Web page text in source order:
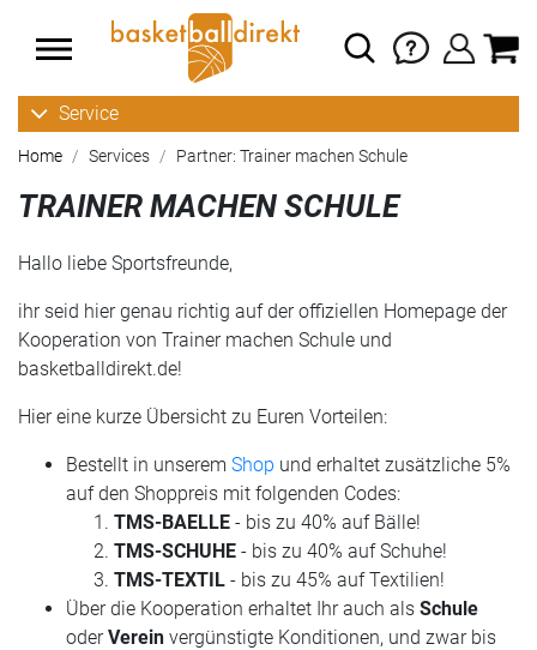
Service
Home Services Partner: Trainer machen Schule
TRAINER MACHEN SCHULE
Hallo liebe Sportsfreunde,
ihr seid hier genau richtig auf der offiziellen Homepage der
Kooperation von Trainer machen Schule und
basketballdirekt.de!
Hier eine kurze Übersicht zu Euren Vorteilen:
Bestellt in unserem Shop und erhaltet zusätzliche 5%
auf den Shoppreis mit folgenden Codes:
TMS-BAELLE - bis zu 40% auf Bälle!
TMS-SCHUHE - bis zu 40% auf Schuhe!
TMS-TEXTIL - bis zu 45% auf Textilien!
Über die Kooperation erhaltet Ihr auch als Schule
oderVerein vergünstigte Konditionen, und zwar bis